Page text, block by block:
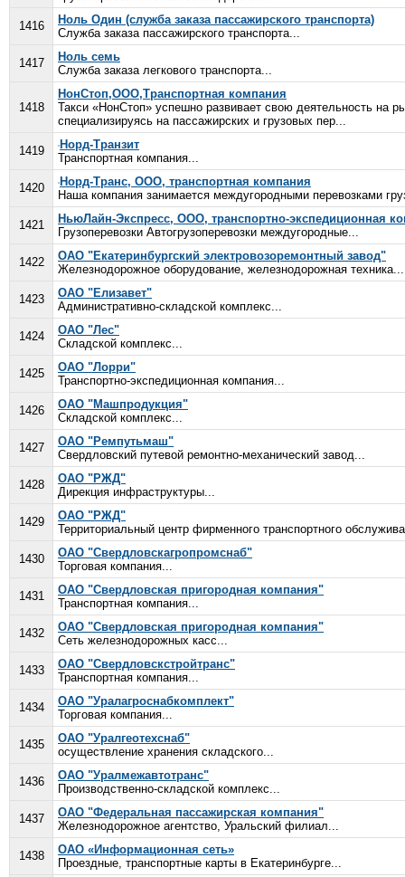
1416
Ноль Один (служба заказа пассажирского транспорта)
Служба заказа пассажирского транспорта...
1417
Ноль семь
Служба заказа легкового транспорта...
1418
НонСтоп,ООО,Транспортная компания
Такси «НонСтоп» успешно развивает свою деятельность на
специализируясь на пассажирских и грузовых пер...
1419
Норд-Транзит
Транспортная компания...
1420
Норд-Транс, ООО, транспортная компания
Наша компания занимается междугородными перевозками
1421
НьюЛайн-Экспресс, ООО, транспортно-экспедиционная
Грузоперевозки Автогрузоперевозки междугородные...
1422
ОАО "Екатеринбургский электровозоремонтный завод"
Железнодорожное оборудование, железнодорожная
1423
ОАО "Елизавет"
Административно-складской комплекс...
1424
ОАО "Лес"
Складской комплекс...
1425
ОАО "Лорри"
Транспортно-экспедиционная компания...
1426
ОАО "Машпродукция"
Складской комплекс...
1427
ОАО "Ремпутьмаш"
Свердловский путевой ремонтно-механический завод...
1428
ОАО "РЖД"
Дирекция инфраструктуры...
1429
ОАО "РЖД"
Территориальный центр фирменного транспортного
1430
ОАО "Свердловскагропромснаб"
Торговая компания...
1431
ОАО "Свердловская пригородная компания"
Транспортная компания...
1432
ОАО "Свердловская пригородная компания"
Сеть железнодорожных касс...
1433
ОАО "Свердловскстройтранс"
Транспортная компания...
1434
ОАО "Уралагроснабкомплект"
Торговая компания...
1435
ОАО "Уралгеотехснаб"
осуществление хранения складского...
1436
ОАО "Уралмежавтотранс"
Производственно-складской комплекс...
1437
ОАО "Федеральная пассажирская компания"
Железнодорожное агентство, Уральский филиал...
1438
ОАО «Информационная сеть»
Проездные, транспортные карты в Екатеринбурге...